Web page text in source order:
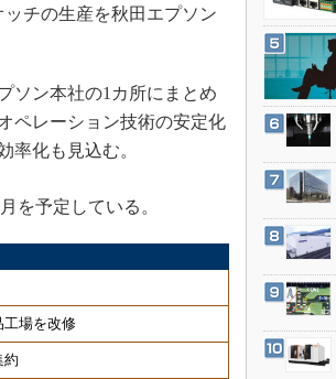
トリー4.0
ッグデータ
ンジャパン
ュリティ
ナへの対応
チの生産を秋田エプソン
ソン本社の1カ所にまとめ
ペレーション技術の安定化
率化も見込む。
を予定している。
工場を改修
約